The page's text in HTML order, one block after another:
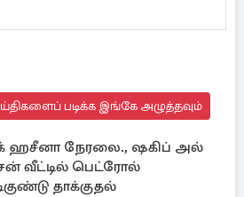
படிக்க இங்கே அழுத்தவும்
ஹசீனா நேரலை., ஷகிப் அல்
வீட்டில் பெட்ரோல்
தாக்குதல்